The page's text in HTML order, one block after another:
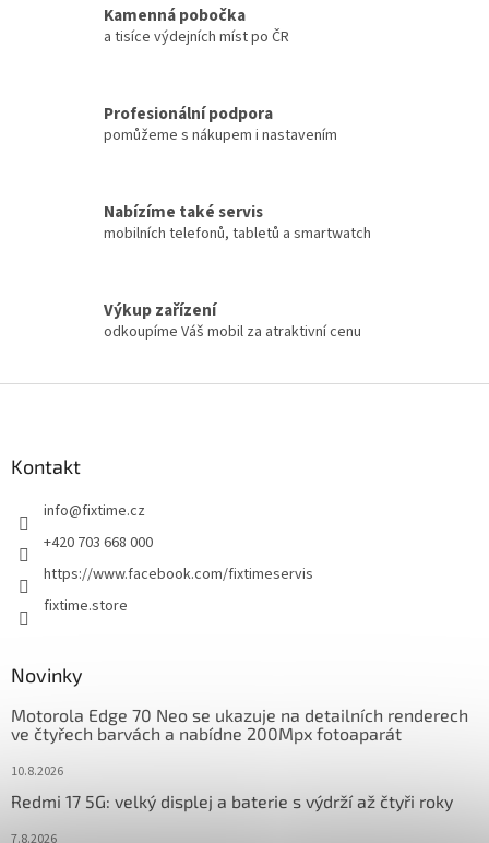
Kamenná pobočka
a tisíce výdejních míst po ČR
Profesionální podpora
pomůžeme s nákupem i nastavením
Nabízíme také servis
mobilních telefonů, tabletů a smartwatch
Výkup zařízení
odkoupíme Váš mobil za atraktivní cenu
Kontakt
info@fixtime.cz
+420 703 668 000
https://www.facebook.com/fixtimeservis
fixtime.store
Novinky
Motorola Edge 70 Neo se ukazuje na detailních renderech
ve čtyřech barvách a nabídne 200Mpx fotoaparát
10.8.2026
Redmi 17 5G: velký displej a baterie s výdrží až čtyři roky